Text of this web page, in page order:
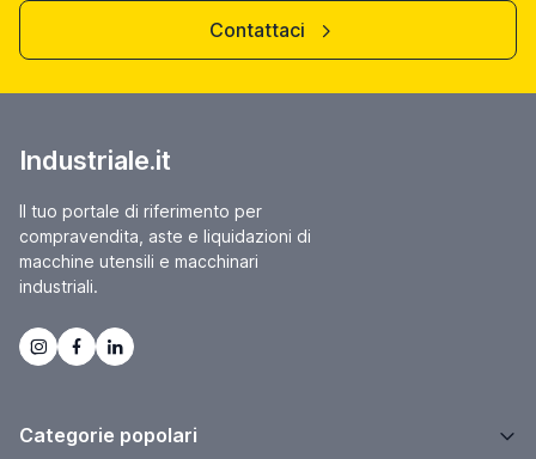
Contattaci
Industriale.it
Il tuo portale di riferimento per
compravendita, aste e liquidazioni di
macchine utensili e macchinari
industriali.
Categorie popolari